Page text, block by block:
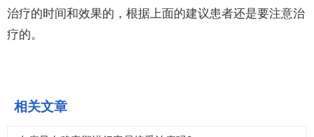
治疗的时间和效果的，根据上面的建议患者还是要注意治
疗的。
相关文章